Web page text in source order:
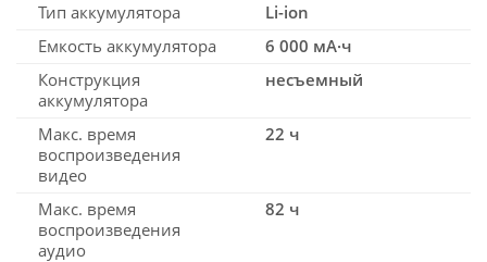
Тип аккумулятора
Li-ion
Емкость аккумулятора
6 000 мА·ч
Конструкция
аккумулятора
несъемный
Макс. время
воспроизведения
видео
22 ч
Макс. время
воспроизведения
аудио
82 ч